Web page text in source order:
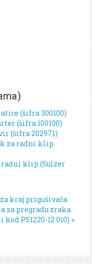
(šifra 300100)
(šifra 100100)
(šifra 202971)
za radni klip
radni klip (Sulzer
kraj prigušivača
za pregradu zraka
P51220-12 010) »